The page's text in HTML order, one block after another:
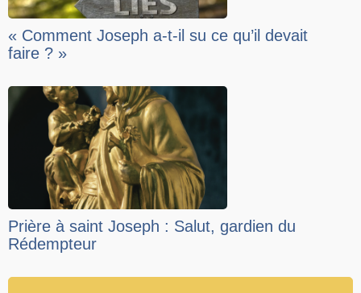
« Comment Joseph a-t-il su ce qu’il devait
faire ? »
Prière à saint Joseph : Salut, gardien du
Rédempteur